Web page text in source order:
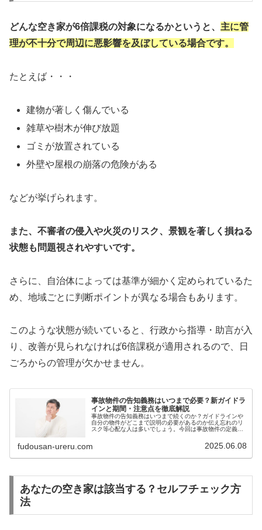
どんな空き家が6倍課税の対象になるかというと、 主に管
理が不十分で周辺に悪影響を及ぼしている場合です。
たとえば・・・
建物が著しく傷んでいる
雑草や樹木が伸び放題
ゴミが放置されている
外壁や屋根の崩落の危険がある
などが挙げられます。
また、不審者の侵入や火災のリスク、景観を著しく損ねる
状態も問題視されやすいです。
さらに、自治体によっては基準が細かく定められているた
め、地域ごとに判断ポイントが異なる場合もあります。
このような状態が続いていると、行政から指導・助言が入
り、改善が見られなければ6倍課税が適用されるので、日
ごろからの管理が欠かせません。
事故物件の告知義務はいつまで必要？新ガイドラ
インと期間・注意点を徹底解説
事故物件の告知義務はいつまで続くのか？ガイドラインや
自分の物件がどこまで説明の必要があるのか伝え忘れのリ
スク等心配な人は多いでしょう。今回は事故物件の定義や
fudousan-ureru.com 2025.06.08
あなたの空き家は該当する？セルフチェック方
法